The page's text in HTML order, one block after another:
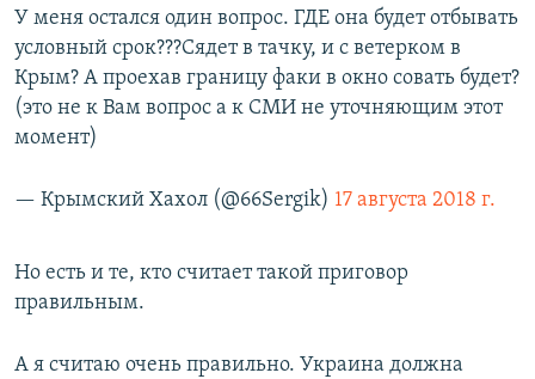
У меня остался один вопрос. ГДЕ она будет отбывать
условный срок???Сядет в тачку, и с ветерком в
Крым? А проехав границу факи в окно совать будет?
(это не к Вам вопрос а к СМИ не уточняющим этот
момент)
— Крымский Хахол (@66Sergik) 17 августа 2018 г.
​Но есть и те, кто считает такой приговор
правильным.​
А я считаю очень правильно. Украина должна